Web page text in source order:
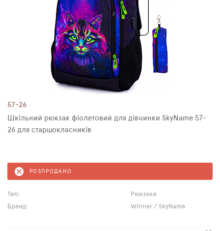
57-26
Шкільний рюкзак фіолетовий для дівчинки SkyNamе 57-
26 для старшокласників
РОЗПРОДАНО
Тип:
Рюкзаки
Бренд:
Winner / SkyName